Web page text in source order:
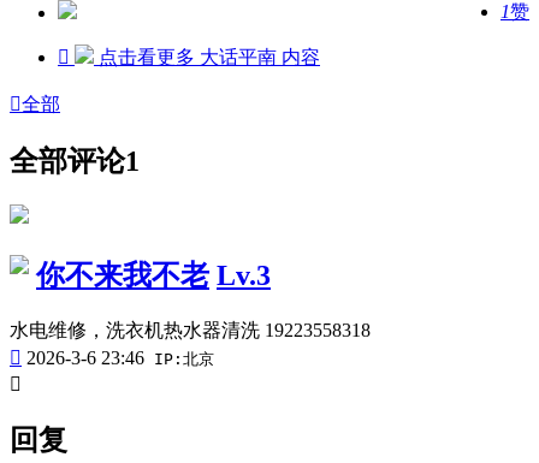
1赞
 点击看更多 大话平南 内容
全部
全部评论1
你不来我不老 Lv.3
水电维修，洗衣机热水器清洗 19223558318
 2026-3-6 23:46 IP:北京

回复